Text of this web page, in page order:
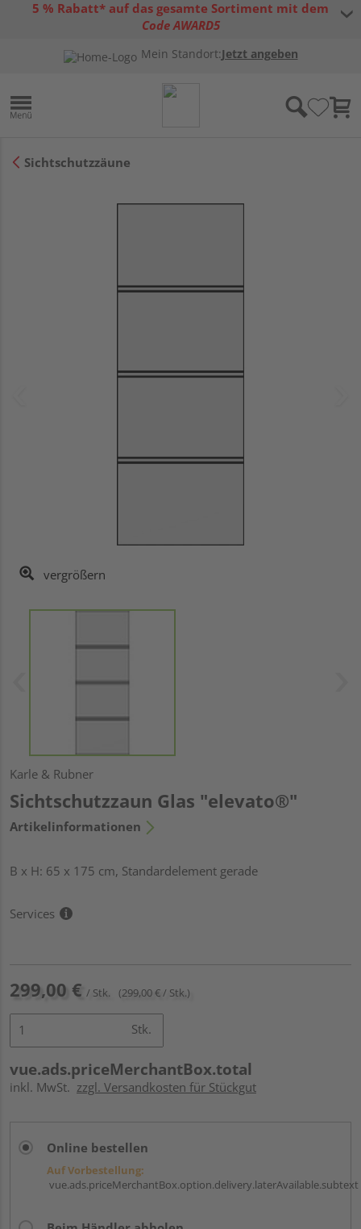
5 % Rabatt* auf das gesamte Sortiment mit dem
Code AWARD5
Gutscheinbedingungen
Mein Standort:Jetzt angeben
Sichtschutzzäune
vergrößern
Karle & Rubner
Sichtschutzzaun Glas "elevato®"
Artikelinformationen
B x H: 65 x 175 cm, Standardelement gerade
Services
299,00 € / Stk. (299,00 € / Stk.)
Stk.
vue.ads.priceMerchantBox.total
inkl. MwSt. zzgl. Versandkosten für Stückgut
Online bestellen
Auf Vorbestellung:
vue.ads.priceMerchantBox.option.delivery.laterAvailable.subtext